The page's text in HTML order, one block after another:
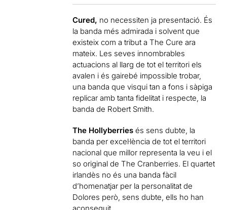
Cured, no necessiten ja presentació. És
la banda més admirada i solvent que
existeix com a tribut a The Cure ara
mateix. Les seves innombrables
actuacions al llarg de tot el territori els
avalen i és gairebé impossible trobar,
una banda que visqui tan a fons i sàpiga
replicar amb tanta fidelitat i respecte, la
banda de Robert Smith.
The Hollyberries és sens dubte, la
banda per excel·lència de tot el territori
nacional que millor representa la veu i el
so original de The Cranberries. El quartet
irlandès no és una banda fàcil
d’homenatjar per la personalitat de
Dolores però, sens dubte, ells ho han